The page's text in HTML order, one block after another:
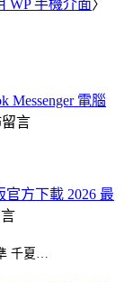
WP 手機介面〉
Messenger 電腦
言
方下載 2026 最
千夏…